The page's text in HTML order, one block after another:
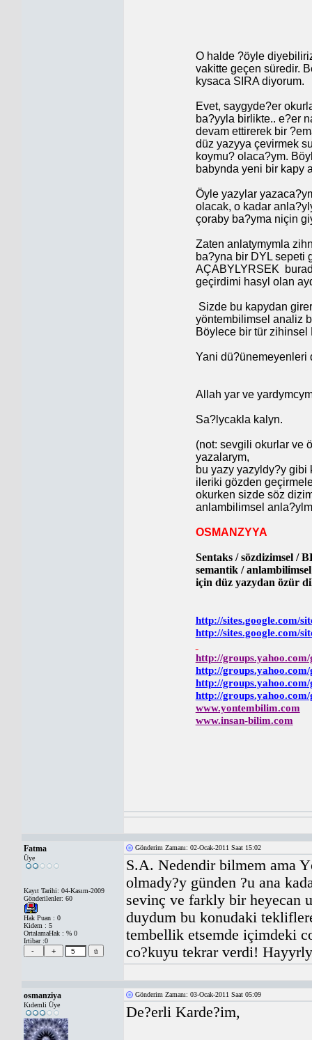
O halde ?öyle
vakitte geçen süredir.
kysaca SIRA diyorum.
Evet, saygyde?er
ba?yyla birlikte.. e?er
devam ettirerek bir
düz yazyya çevirmek
koymu? olaca?ym.
babynda yeni bir kapy
Öyle yazylar
olacak, o kadar
çoraby ba?yma niçin
Zaten anlatymymla
ba?yna bir DYL sepeti
AÇABYLYRSEK
geçirdimi hasyl olan
Sizde bu kapydan
yöntembilimsel analiz
Böylece bir tür
Yani dü?ünemeyenleri
Allah yar ve
Sa?lycakla kalyn.
(not: sevgili okurlar ve
yazalarym,
bu yazy yazyldy?y gibi
ileriki gözden
okurken sizde söz
anlambilimsel
OSMANZYYA
Sentaks / sözdizimsel /
semantik /
için düz yazydan özür
http://sites.google.com/
http://sites.google.com/
http://
http://
http://
http://
www.yontembilim.com
www.insan-bilim.com
Fatma
Üye
Kayıt Tarihi: 04-Kasım-2009
Gönderilenler: 60
Hak Puan : 0
Kidem : 5
OrtalamaHak : % 0
Irtibar :0
Gönderim Zamanı: 02-Ocak-2011 Saat 15:02
S.A. Nedendir bilmem ama
olmady?y günden ?u ana
sevinç ve farkly bir heyecan
duydum bu konudaki
tembellik etsemde içimdeki
co?kuyu tekrar verdi!
osmanziya
Kıdemli Üye
Gönderim Zamanı: 03-Ocak-2011 Saat 05:09
De?erli Karde?im,